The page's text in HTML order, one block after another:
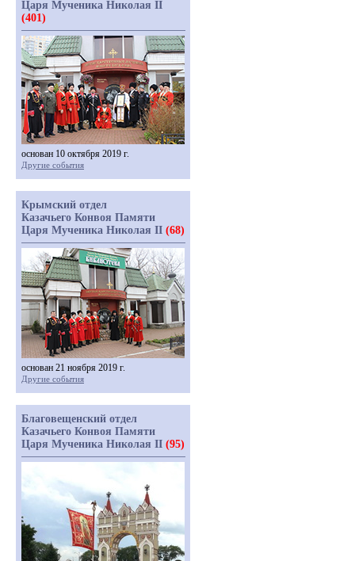
Царя Мученика Николая II
(401)
основан 10 октября 2019 г.
Другие события
Крымский отдел
Казачьего Конвоя Памяти
Царя Мученика Николая II (68)
основан 21 ноября 2019 г.
Другие события
Благовещенский отдел
Казачьего Конвоя Памяти
Царя Мученика Николая II (95)